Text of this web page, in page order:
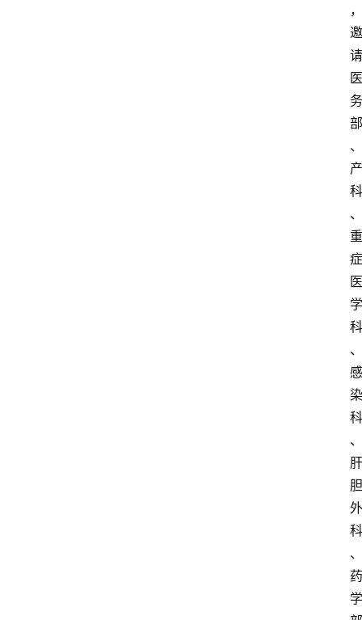
，
邀
请
医
务
部
、
产
科
、
重
症
医
学
科
、
感
染
科
、
肝
胆
外
科
、
药
学